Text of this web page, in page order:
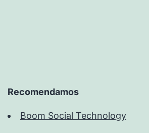
Recomendamos
Boom Social Technology